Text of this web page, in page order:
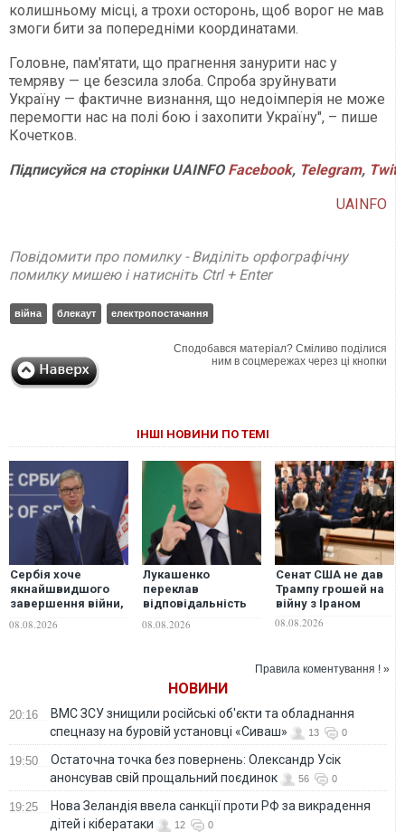
колишньому місці, а трохи осторонь, щоб ворог не мав
змоги бити за попередніми координатами.
Головне, пам'ятати, що прагнення занурити нас у
темряву — це безсила злоба. Спроба зруйнувати
Україну — фактичне визнання, що недоімперія не може
перемогти нас на полі бою і захопити Україну", – пише
Кочетков.
Підписуйся на сторінки UAINFO Facebook, Telegram,
UAINFO
Повідомити про помилку - Виділіть орфографічну
помилку мишею і натисніть Ctrl + Enter
війна блекаут електропостачання
Сподобався матеріал? Сміливо поділися
ним в соцмережах через ці кнопки
ІНШІ НОВИНИ ПО ТЕМІ
Сербія хоче
якнайшвидшого
завершення війни,
оптимізму немає, —
08.08.2026
Лукашенко
переклав
відповідальність
її внутрішні
08.08.2026
Сенат США не дав
Трампу грошей на
війну з Іраном
08.08.2026
Правила коментування ! »
НОВИНИ
20:16
ВМС ЗСУ знищили російські об'єкти та обладнання
спецназу на буровій установці «Сиваш»
13 0
19:50
Остаточна точка без повернень: Олександр Усік
анонсував свій прощальний поєдинок
56 0
19:25
Нова Зеландія ввела санкції проти РФ за викрадення
дітей і кібератаки
12 0